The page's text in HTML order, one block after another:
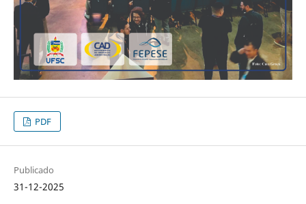
PDF
Publicado
31-12-2025